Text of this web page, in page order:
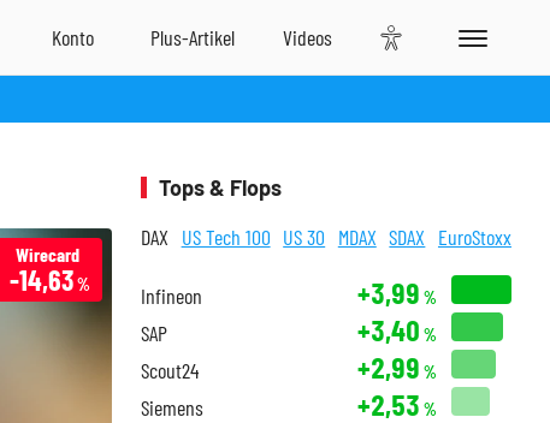
Wirecard
-14,63%
Tops & Flops
DAX US Tech 100 US 30 MDAX SDAX EuroStoxx
Infineon +3,99 %
SAP +3,40 %
Scout24 +2,99 %
Siemens +2,53 %